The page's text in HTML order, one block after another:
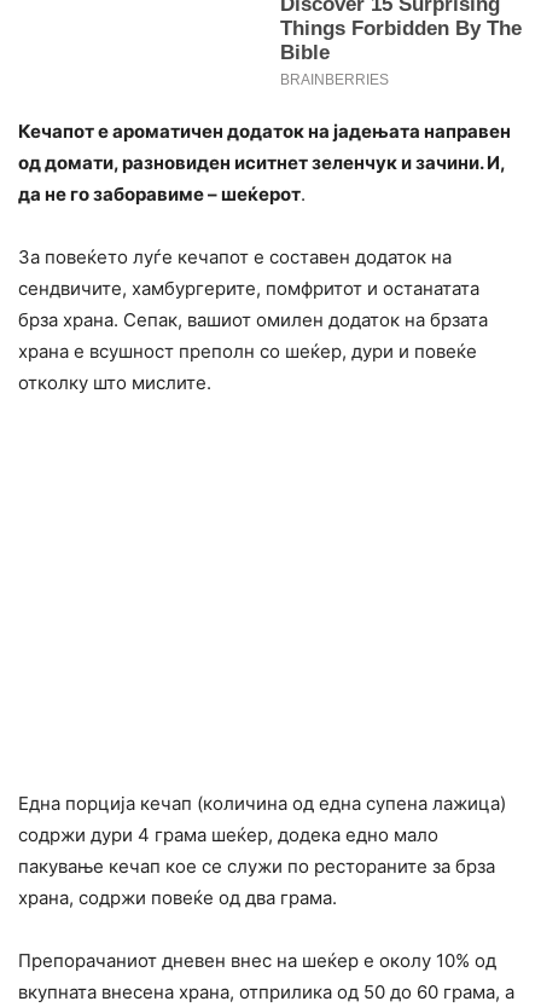
Кечапот е ароматичен додаток на јадењата направен
од домати, разновиден иситнет зеленчук и зачини. И,
да не го заборавиме – шеќерот.
За повеќето луѓе кечапот е составен додаток на
сендвичите, хамбургерите, помфритот и останатата
брза храна. Сепак, вашиот омилен додаток на брзата
храна е всушност преполн со шеќер, дури и повеќе
отколку што мислите.
Една порција кечап (количина од една супена лажица)
содржи дури 4 грама шеќер, додека едно мало
пакување кечап кое се служи по рестораните за брза
храна, содржи повеќе од два грама.
Препорачаниот дневен внес на шеќер е околу 10% од
вкупната внесена храна, отприлика од 50 до 60 грама, а